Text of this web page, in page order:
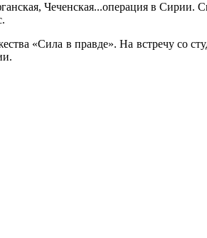
Чеченская...операция в Сирии.
«Сила в правде». На встречу со